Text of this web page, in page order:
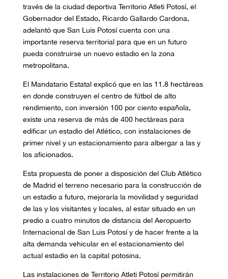
través de la ciudad deportiva Territorio Atleti Potosí, el
Gobernador del Estado, Ricardo Gallardo Cardona,
adelantó que San Luis Potosí cuenta con una
importante reserva territorial para que en un futuro
pueda construirse un nuevo estadio en la zona
metropolitana.
El Mandatario Estatal explicó que en las 11.8 hectáreas
en donde construyen el centro de fútbol de alto
rendimiento, con inversión 100 por ciento española,
existe una reserva de más de 400 hectáreas para
edificar un estadio del Atlético, con instalaciones de
primer nivel y un estacionamiento para albergar a las y
los aficionados.
Esta propuesta de poner a disposición del Club Atlético
de Madrid el terreno necesario para la construcción de
un estadio a futuro, mejoraría la movilidad y seguridad
de las y los visitantes y locales, al estar situado en un
predio a cuatro minutos de distancia del Aeropuerto
Internacional de San Luis Potosí y de hacer frente a la
alta demanda vehicular en el estacionamiento del
actual estadio en la capital potosina.
Las instalaciones de Territorio Atleti Potosí permitirán